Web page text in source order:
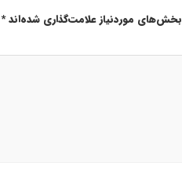
بخش‌های موردنیاز علامت‌گذاری شده‌اند*